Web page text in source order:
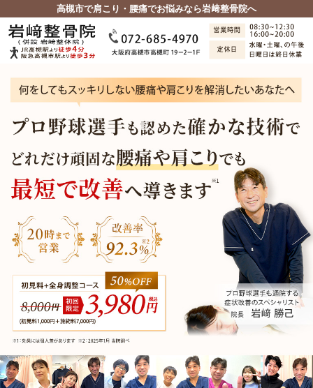
高槻市で肩こり・腰痛でお悩みなら岩﨑整骨院へ